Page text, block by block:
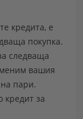
кредита, е
покупка.
следваща
вашия
пари.
кредит за